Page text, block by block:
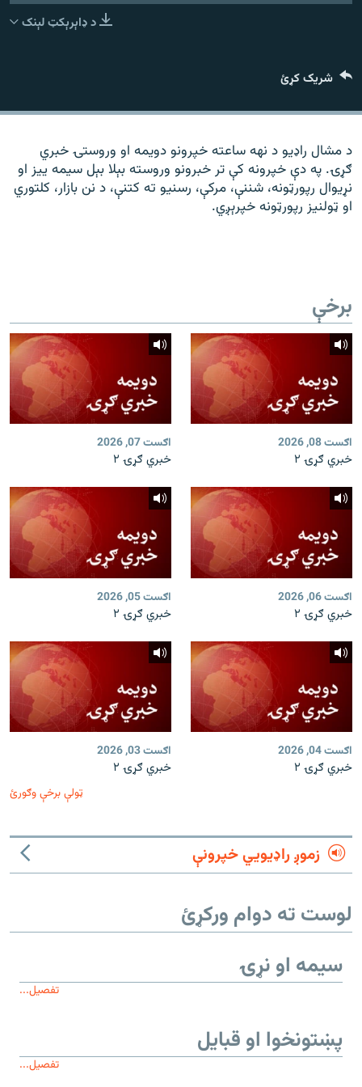
د ازادې اروپا راډیو ټولې ووبپاڼې
د ډاېرېکټ لېنک
شریک کړئ
د مشال راډیو د نهه ساعته خپرونو دویمه او وروستۍ خبري
ګړۍ. په دې خپرونه کې تر خبرونو وروسته بېلا بېل سیمه ییز او
نړیوال رپورټونه، شننې، مرکې، رسنیو ته کتنې، د نن بازار، کلتوري
او ټولنیز رپورټونه خپرېږي.
برخې
اګست 08, 2026
خبري ګړۍ ۲
اګست 07, 2026
خبري ګړۍ ۲
اګست 06, 2026
خبري ګړۍ ۲
اګست 05, 2026
خبري ګړۍ ۲
اګست 04, 2026
خبري ګړۍ ۲
اګست 03, 2026
خبري ګړۍ ۲
ټولې برخې وګورئ
زموږ راډیويي خپرونې
لوست ته دوام ورکړئ
سیمه او نړۍ
تفصیل...
پښتونخوا او قبایل
تفصیل...